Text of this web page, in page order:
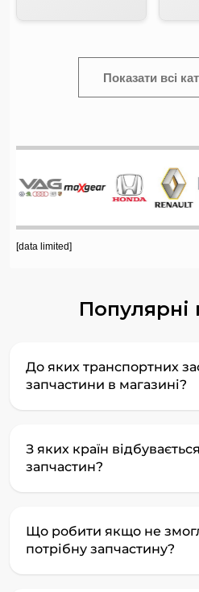
Показати всі
[data limited]
Популярні
До яких транспортних
запчастини в магазині?
З яких країн
запчастин?
Що робити якщо не
потрібну запчастину?